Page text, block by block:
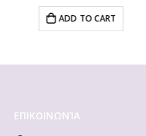
ADD TO CART
ΕΠΙΚΟΙΝΩΝΊΑ